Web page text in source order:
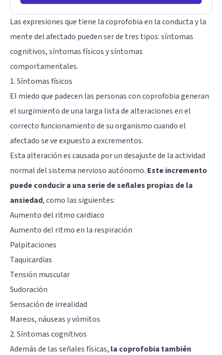
Las expresiones que tiene la coprofobia en la conducta y la
mente del afectado pueden ser de tres tipos: síntomas
cognitivos, síntomas físicos y síntomas
comportamentales.
1. Síntomas físicos
El miedo que padecen las personas con coprofobia generan
el surgimiento de una larga lista de alteraciones en el
correcto funcionamiento de su organismo cuando el
afectado se ve expuesto a excrementos.
Esta alteración es causada por un desajuste de la actividad
normal del sistema nervioso autónomo. Este incremento
puede conducir a una serie de señales propias de la
ansiedad, como las siguientes:
Aumento del ritmo cardiaco
Aumento del ritmo en la respiración
Palpitaciones
Taquicardias
Tensión muscular
Sudoración
Sensación de irrealidad
Mareos, náuseas y vómitos
2. Síntomas cognitivos
Además de las señales físicas, la coprofobia también